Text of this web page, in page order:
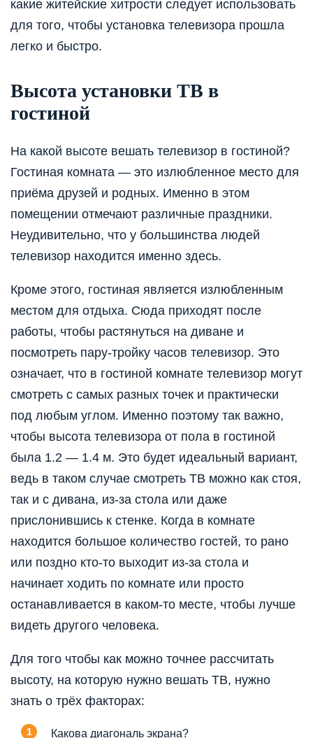
какие житейские хитрости следует использовать
для того, чтобы установка телевизора прошла
легко и быстро.
Высота установки ТВ в
гостиной
На какой высоте вешать телевизор в гостиной?
Гостиная комната — это излюбленное место для
приёма друзей и родных. Именно в этом
помещении отмечают различные праздники.
Неудивительно, что у большинства людей
телевизор находится именно здесь.
Кроме этого, гостиная является излюбленным
местом для отдыха. Сюда приходят после
работы, чтобы растянуться на диване и
посмотреть пару-тройку часов телевизор. Это
означает, что в гостиной комнате телевизор могут
смотреть с самых разных точек и практически
под любым углом. Именно поэтому так важно,
чтобы высота телевизора от пола в гостиной
была 1.2 — 1.4 м. Это будет идеальный вариант,
ведь в таком случае смотреть ТВ можно как стоя,
так и с дивана, из-за стола или даже
прислонившись к стенке. Когда в комнате
находится большое количество гостей, то рано
или поздно кто-то выходит из-за стола и
начинает ходить по комнате или просто
останавливается в каком-то месте, чтобы лучше
видеть другого человека.
Для того чтобы как можно точнее рассчитать
высоту, на которую нужно вешать ТВ, нужно
знать о трёх факторах:
Какова диагональ экрана?